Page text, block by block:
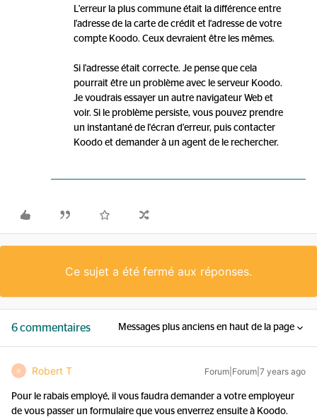
L'erreur la plus commune était la différence entre
l'adresse de la carte de crédit et l'adresse de votre
compte Koodo. Ceux devraient être les mêmes.
Si l'adresse était correcte. Je pense que cela
pourrait être un problème avec le serveur Koodo.
Je voudrais essayer un autre navigateur Web et
voir. Si le problème persiste, vous pouvez prendre
un instantané de l'écran d'erreur, puis contacter
Koodo et demander à un agent de le rechercher.
Ce sujet a été fermé aux réponses.
6 commentaires Messages plus anciens en haut de la page
R Robert T Forum|Forum|7 years ago
Pour le rabais employé, il vous faudra demander a votre employeur
de vous passer un formulaire que vous enverrez ensuite à Koodo.